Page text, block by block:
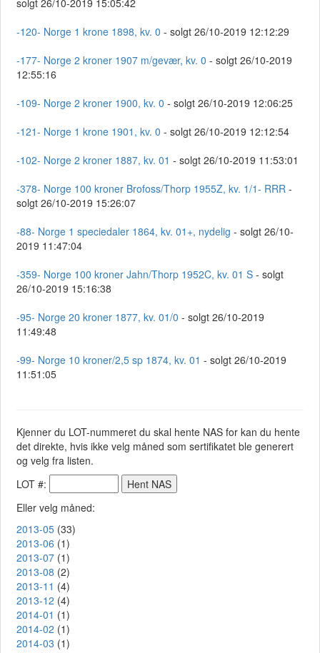
solgt 26/10-2019 15:05:42
-120- Norge 1 krone 1898, kv. 0 - solgt 26/10-2019 12:12:29
-177- Norge 2 kroner 1907 m/gevær, kv. 0 - solgt 26/10-2019
12:55:16
-109- Norge 2 kroner 1900, kv. 0 - solgt 26/10-2019 12:06:25
-121- Norge 1 krone 1901, kv. 0 - solgt 26/10-2019 12:12:54
-102- Norge 2 kroner 1887, kv. 01 - solgt 26/10-2019 11:53:01
-378- Norge 100 kroner Brofoss/Thorp 1955Z, kv. 1/1- RRR -
solgt 26/10-2019 15:26:07
-88- Norge 1 speciedaler 1864, kv. 01+, nydelig - solgt 26/10-
2019 11:47:04
-359- Norge 100 kroner Jahn/Thorp 1952C, kv. 01 S - solgt
26/10-2019 15:16:38
-95- Norge 20 kroner 1877, kv. 01/0 - solgt 26/10-2019
11:49:48
-99- Norge 10 kroner/2,5 sp 1874, kv. 01 - solgt 26/10-2019
11:51:05
Kjenner du LOT-nummeret du skal hente NAS for kan du hente
det direkte, hvis ikke velg måned som sertifikatet ble generert
og velg fra listen.
LOT #:
Eller velg måned:
2013-05 (33)
2013-06 (1)
2013-07 (1)
2013-08 (2)
2013-11 (4)
2013-12 (4)
2014-01 (1)
2014-02 (1)
2014-03 (1)